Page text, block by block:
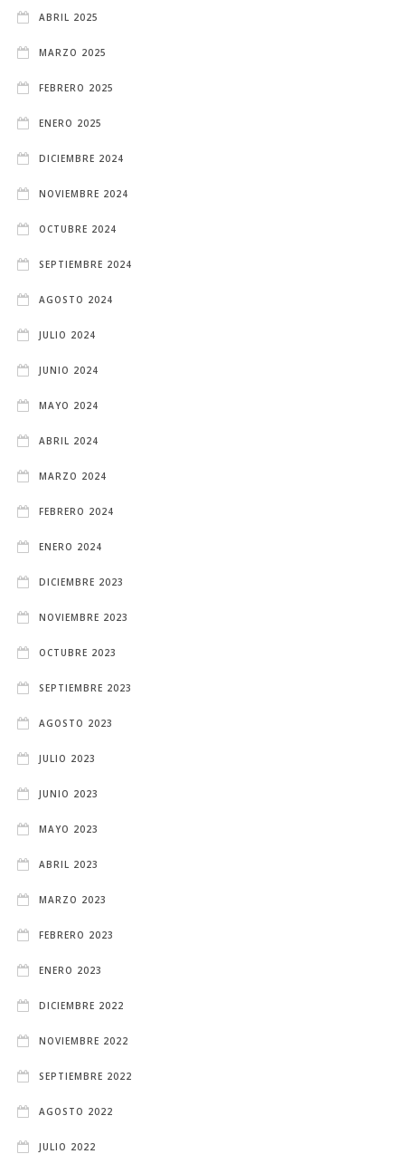
ABRIL 2025
MARZO 2025
FEBRERO 2025
ENERO 2025
DICIEMBRE 2024
NOVIEMBRE 2024
OCTUBRE 2024
SEPTIEMBRE 2024
AGOSTO 2024
JULIO 2024
JUNIO 2024
MAYO 2024
ABRIL 2024
MARZO 2024
FEBRERO 2024
ENERO 2024
DICIEMBRE 2023
NOVIEMBRE 2023
OCTUBRE 2023
SEPTIEMBRE 2023
AGOSTO 2023
JULIO 2023
JUNIO 2023
MAYO 2023
ABRIL 2023
MARZO 2023
FEBRERO 2023
ENERO 2023
DICIEMBRE 2022
NOVIEMBRE 2022
SEPTIEMBRE 2022
AGOSTO 2022
JULIO 2022